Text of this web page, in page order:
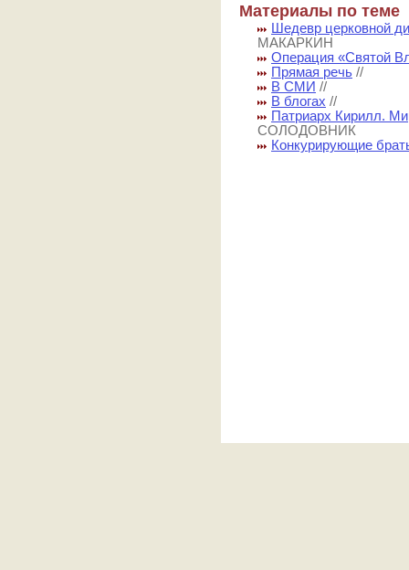
Материалы по теме
Шедевр церковной
МАКАРКИН
Операция «Святой
Прямая речь //
В СМИ //
В блогах //
Патриарх Кирилл.
СОЛОДОВНИК
Конкурирующие